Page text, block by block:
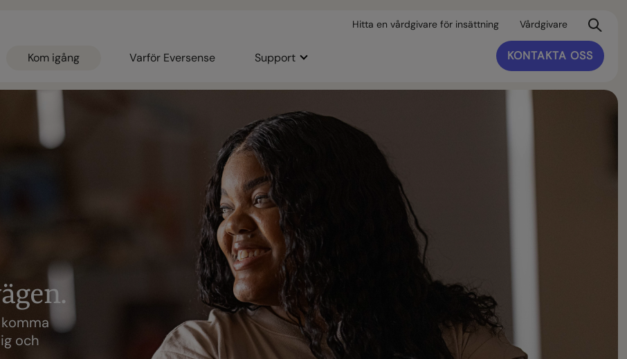
Hitta en vårdgivare för insättning Vårdgivare
Kom igång Varför Eversense Support KONTAKTA OSS
ägen.
komma
ig och